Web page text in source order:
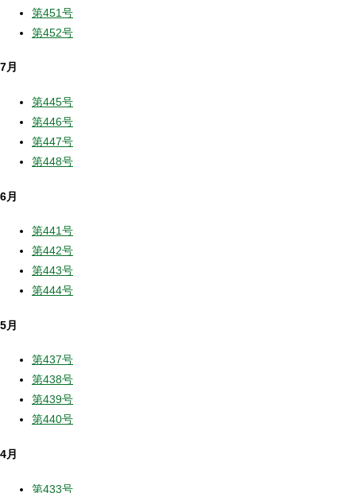
第451号
第452号
7月
第445号
第446号
第447号
第448号
6月
第441号
第442号
第443号
第444号
5月
第437号
第438号
第439号
第440号
4月
第433号